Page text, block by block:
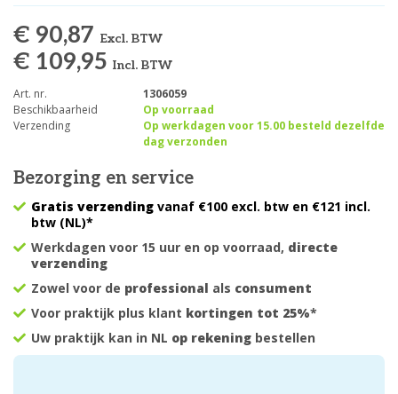
€ 90,87 Excl. BTW
€ 109,95 Incl. BTW
Art. nr.
1306059
Beschikbaarheid
Op voorraad
Verzending
Op werkdagen voor 15.00 besteld dezelfde
dag verzonden
Bezorging en service
Gratis verzending vanaf €100 excl. btw en €121 incl.
btw (NL)*
Werkdagen voor 15 uur en op voorraad, directe
verzending
Zowel voor de professional als consument
Voor praktijk plus klant kortingen tot 25%*
Uw praktijk kan in NL op rekening bestellen